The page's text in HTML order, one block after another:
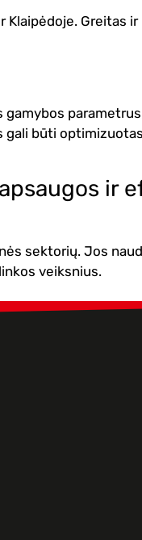
Greitas
būti
ir
sektorių. Jos
veiksnius.